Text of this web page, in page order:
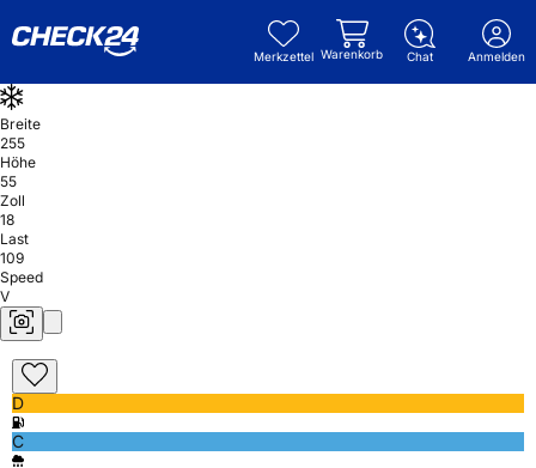
Merkzettel Warenkorb Chat Anmelden
Breite
255
Höhe
55
Zoll
18
Last
109
Speed
V
D
C